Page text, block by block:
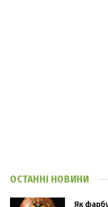
ОСТАННІ НОВИНИ
Як